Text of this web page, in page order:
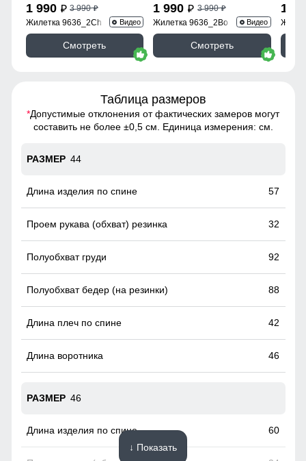
1 990 p 3 990p
Жилетка 9636_2Ch Видео
Смотреть
1 990 p 3 990p
Жилетка 9636_2Bo Видео
Смотреть
1
Таблица размеров
*Допустимые отклонения от фактических замеров могут
составить не более ±0,5 см. Единица измерения: см.
44
57
32
92
88
42
46
46
60
↓ Показать